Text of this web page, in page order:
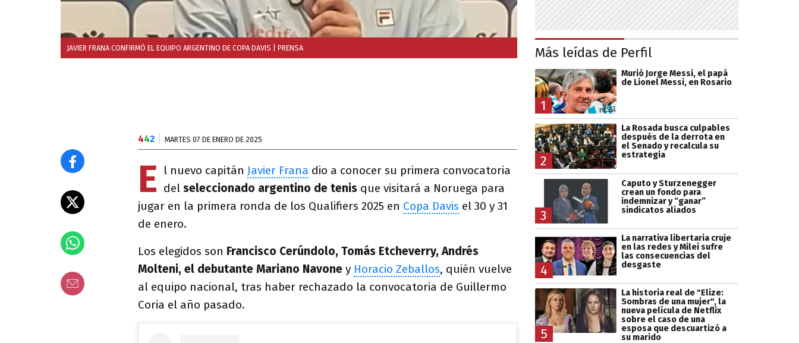
JAVIER FRANA CONFIRMÓ EL EQUIPO ARGENTINO DE COPA DAVIS | PRENSA
442 MARTES 07 DE ENERO DE 2025
E l nuevo capitán Javier Frana dio a conocer su primera convocatoria
del seleccionado argentino de tenis que visitará a Noruega para
jugar en la primera ronda de los Qualifiers 2025 en Copa Davis el 30 y 31
de enero.
Los elegidos son Francisco Cerúndolo, Tomás Etcheverry, Andrés
Molteni, el debutante Mariano Navone y Horacio Zeballos, quién vuelve
al equipo nacional, tras haber rechazado la convocatoria de Guillermo
Coria el año pasado.
Más leídas de Perfil
1
Murió Jorge Messi, el papá
de Lionel Messi, en Rosario
2
La Rosada busca culpables
después de la derrota en
el Senado y recalcula su
estrategia
3
Caputo y Sturzenegger
crean un fondo para
indemnizar y “ganar”
sindicatos aliados
4
La narrativa libertaria cruje
en las redes y Milei sufre
las consecuencias del
desgaste
5
La historia real de "Elize:
Sombras de una mujer", la
nueva película de Netflix
sobre el caso de una
esposa que descuartizó a
su marido